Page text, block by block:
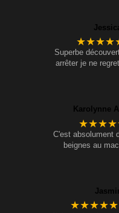
Superbe
arrêter je ne
Karolynne
C'est absolument
beignes au
★★★★★